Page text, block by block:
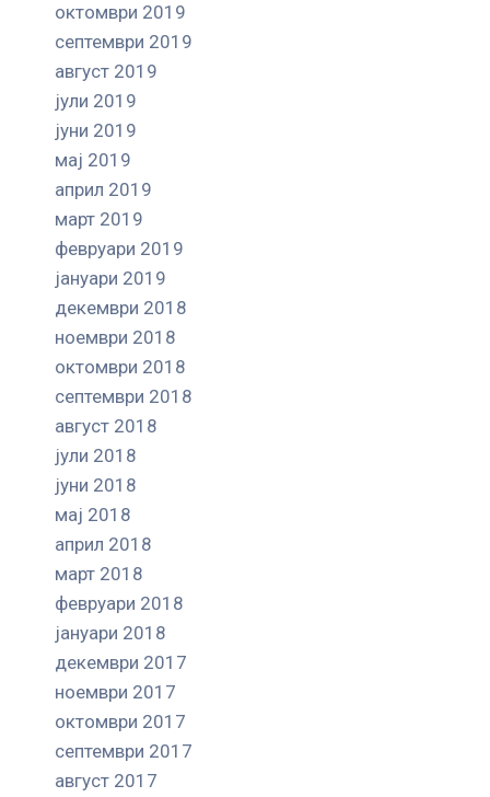
октомври 2019
септември 2019
август 2019
јули 2019
јуни 2019
мај 2019
април 2019
март 2019
февруари 2019
јануари 2019
декември 2018
ноември 2018
октомври 2018
септември 2018
август 2018
јули 2018
јуни 2018
мај 2018
април 2018
март 2018
февруари 2018
јануари 2018
декември 2017
ноември 2017
октомври 2017
септември 2017
август 2017